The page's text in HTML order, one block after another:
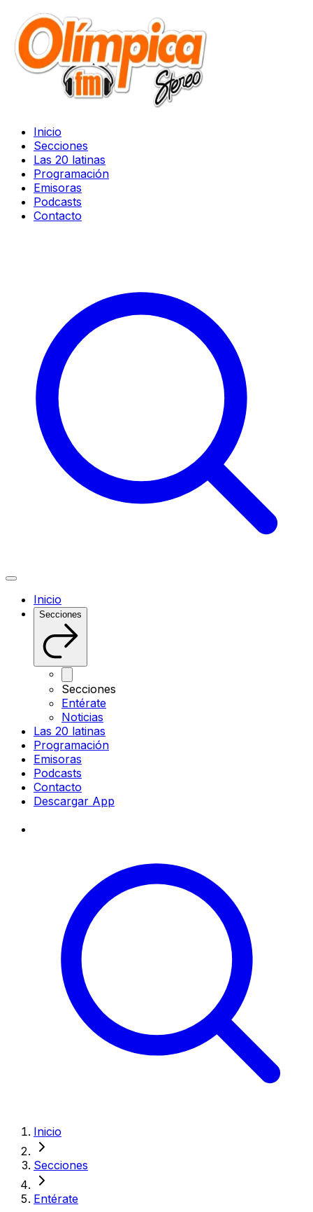
Inicio
Secciones
Las 20 latinas
Programación
Emisoras
Podcasts
Contacto
Inicio
Secciones
Secciones
Entérate
Noticias
Las 20 latinas
Programación
Emisoras
Podcasts
Contacto
Descargar App
Inicio
Secciones
Entérate